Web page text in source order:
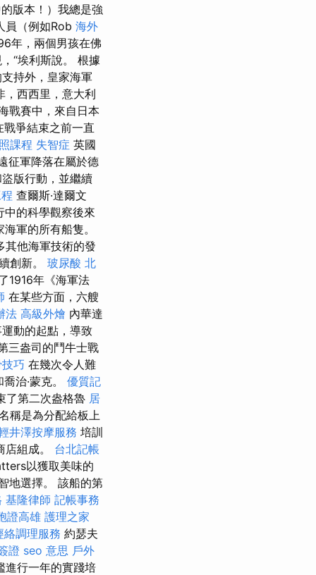
版本！）我總是強
員（例如Rob 海外
年，兩個男孩在佛
“埃利斯說。 根據
持外，皇家海軍
，西西里，意大利
戰賽中，來自日本
爭結束之前一直
課程 失智症 英國
征軍降落在屬於德
版行動，並繼續
查爾斯·達爾文
中的科學觀察後來
軍的所有船隻。
其他海軍技術的發
創新。 玻尿酸 北
1916年《海軍法
在某些方面，六艘
法 高級外燴 內華達
動的起點，導致
三盎司的鬥牛士戰
巧 在幾次令人難
治·蒙克。 優質記
了第二次盎格魯 居
稱是為分配給板上
井澤按摩服務 培訓
組成。 台北記帳
以獲取美味的
地選擇。 該船的第
基隆律師 記帳事務
證高雄 護理之家
絡調理服務 約瑟夫
證 seo 意思 戶外
進行一年的實踐培